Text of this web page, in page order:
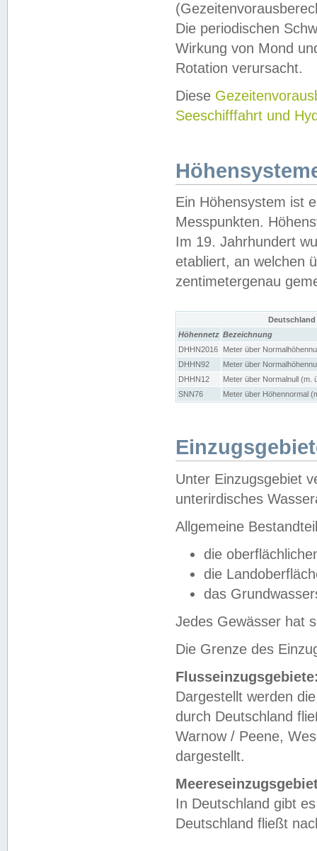
Die periodischen
Wirkung von Mond
Rotation verursacht.
Diese
Seeschifffahrt und
Ein Höhensystem ist
Messpunkten.
Im 19. Jahrhundert
etabliert, an welchen
zentimetergenau
Höhennetz Bezeichnung
DHHN2016
Meter über
DHHN92
Meter über
DHHN12
Meter über Normalnull (m.
SNN76
Meter über Höhennormal
Unter Einzugsgebiet
unterirdisches
Allgemeine
die
die
das
Jedes Gewässer hat
Die Grenze des
Dargestellt werden
durch Deutschland
Warnow / Peene,
dargestellt.
In Deutschland gibt
Deutschland fließt